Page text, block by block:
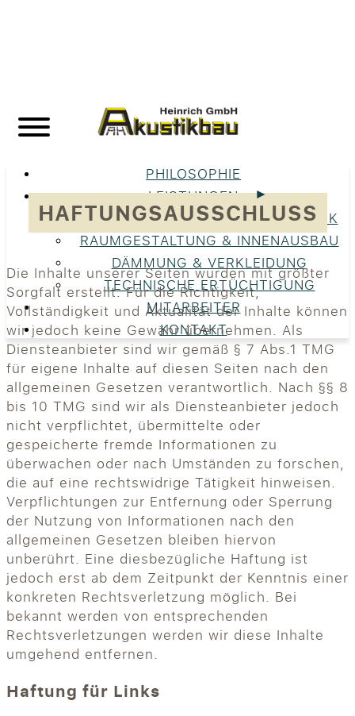
PHILOSOPHIE
LEISTUNGEN
UNSERE LEISTUNGEN IM ÜBERBLICK
RAUMGESTALTUNG & INNENAUSBAU
DÄMMUNG & VERKLEIDUNG
TECHNISCHE ERTÜCHTIGUNG
MITARBEITER
KONTAKT
HAFTUNGSAUSSCHLUSS
Die Inhalte unserer Seiten wurden mit größter
Sorgfalt erstellt. Für die Richtigkeit,
Vollständigkeit und Aktualität der Inhalte können
wir jedoch keine Gewähr übernehmen. Als
Diensteanbieter sind wir gemäß § 7 Abs.1 TMG
für eigene Inhalte auf diesen Seiten nach den
allgemeinen Gesetzen verantwortlich. Nach §§ 8
bis 10 TMG sind wir als Diensteanbieter jedoch
nicht verpflichtet, übermittelte oder
gespeicherte fremde Informationen zu
überwachen oder nach Umständen zu forschen,
die auf eine rechtswidrige Tätigkeit hinweisen.
Verpflichtungen zur Entfernung oder Sperrung
der Nutzung von Informationen nach den
allgemeinen Gesetzen bleiben hiervon
unberührt. Eine diesbezügliche Haftung ist
jedoch erst ab dem Zeitpunkt der Kenntnis einer
konkreten Rechtsverletzung möglich. Bei
bekannt werden von entsprechenden
Rechtsverletzungen werden wir diese Inhalte
umgehend entfernen.
Haftung für Links